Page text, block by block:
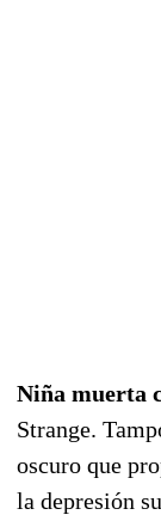
Niña muerta
Strange.
oscuro que
la depresión